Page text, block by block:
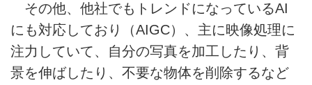
その他、他社でもトレンドになっているAI
にも対応しており（AIGC）、主に映像処理に
注力していて、自分の写真を加工したり、背
景を伸ばしたり、不要な物体を削除するなど